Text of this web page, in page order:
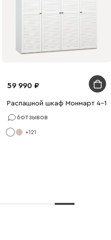
Белый
59 990
Распашной шкаф Монмарт 4-
6отзывов
+121